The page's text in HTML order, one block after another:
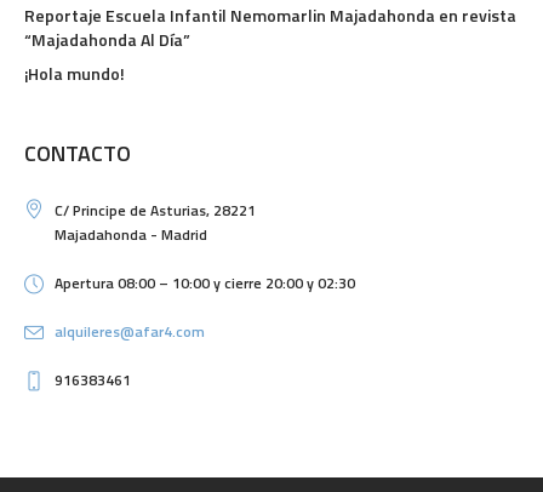
Reportaje Escuela Infantil Nemomarlin Majadahonda en revista
“Majadahonda Al Día”
¡Hola mundo!
CONTACTO
C/ Principe de Asturias, 28221
Majadahonda - Madrid
Apertura 08:00 – 10:00 y cierre 20:00 y 02:30
alquileres@afar4.com
916383461